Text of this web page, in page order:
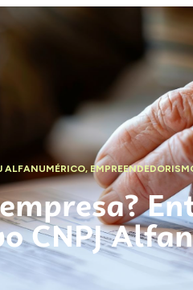
ALFANUMÉRICO,
CNPJ